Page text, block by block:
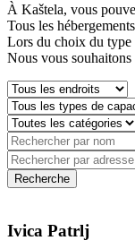
À Kaštela, vous
Tous les
Lors du choix du type
Nous vous
Ivica Patrlj